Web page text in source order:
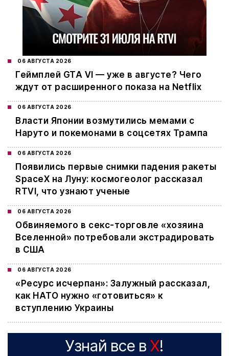
06 АВГУСТА 2026
Геймплей GTA VI — уже в августе? Чего
ждут от расширенного показа на Netflix
06 АВГУСТА 2026
Власти Японии возмутились мемами с
Наруто и покемонами в соцсетях Трампа
06 АВГУСТА 2026
Появились первые снимки падения ракеты
SpaceX на Луну: космогеолог рассказал
RTVI, что узнают ученые
06 АВГУСТА 2026
Обвиняемого в секс-торговле «хозяина
Вселенной» потребовали экстрадировать
в США
06 АВГУСТА 2026
«Ресурс исчерпан»: Залужный рассказал,
как НАТО нужно «готовиться» к
вступлению Украины
Узнай все в X!